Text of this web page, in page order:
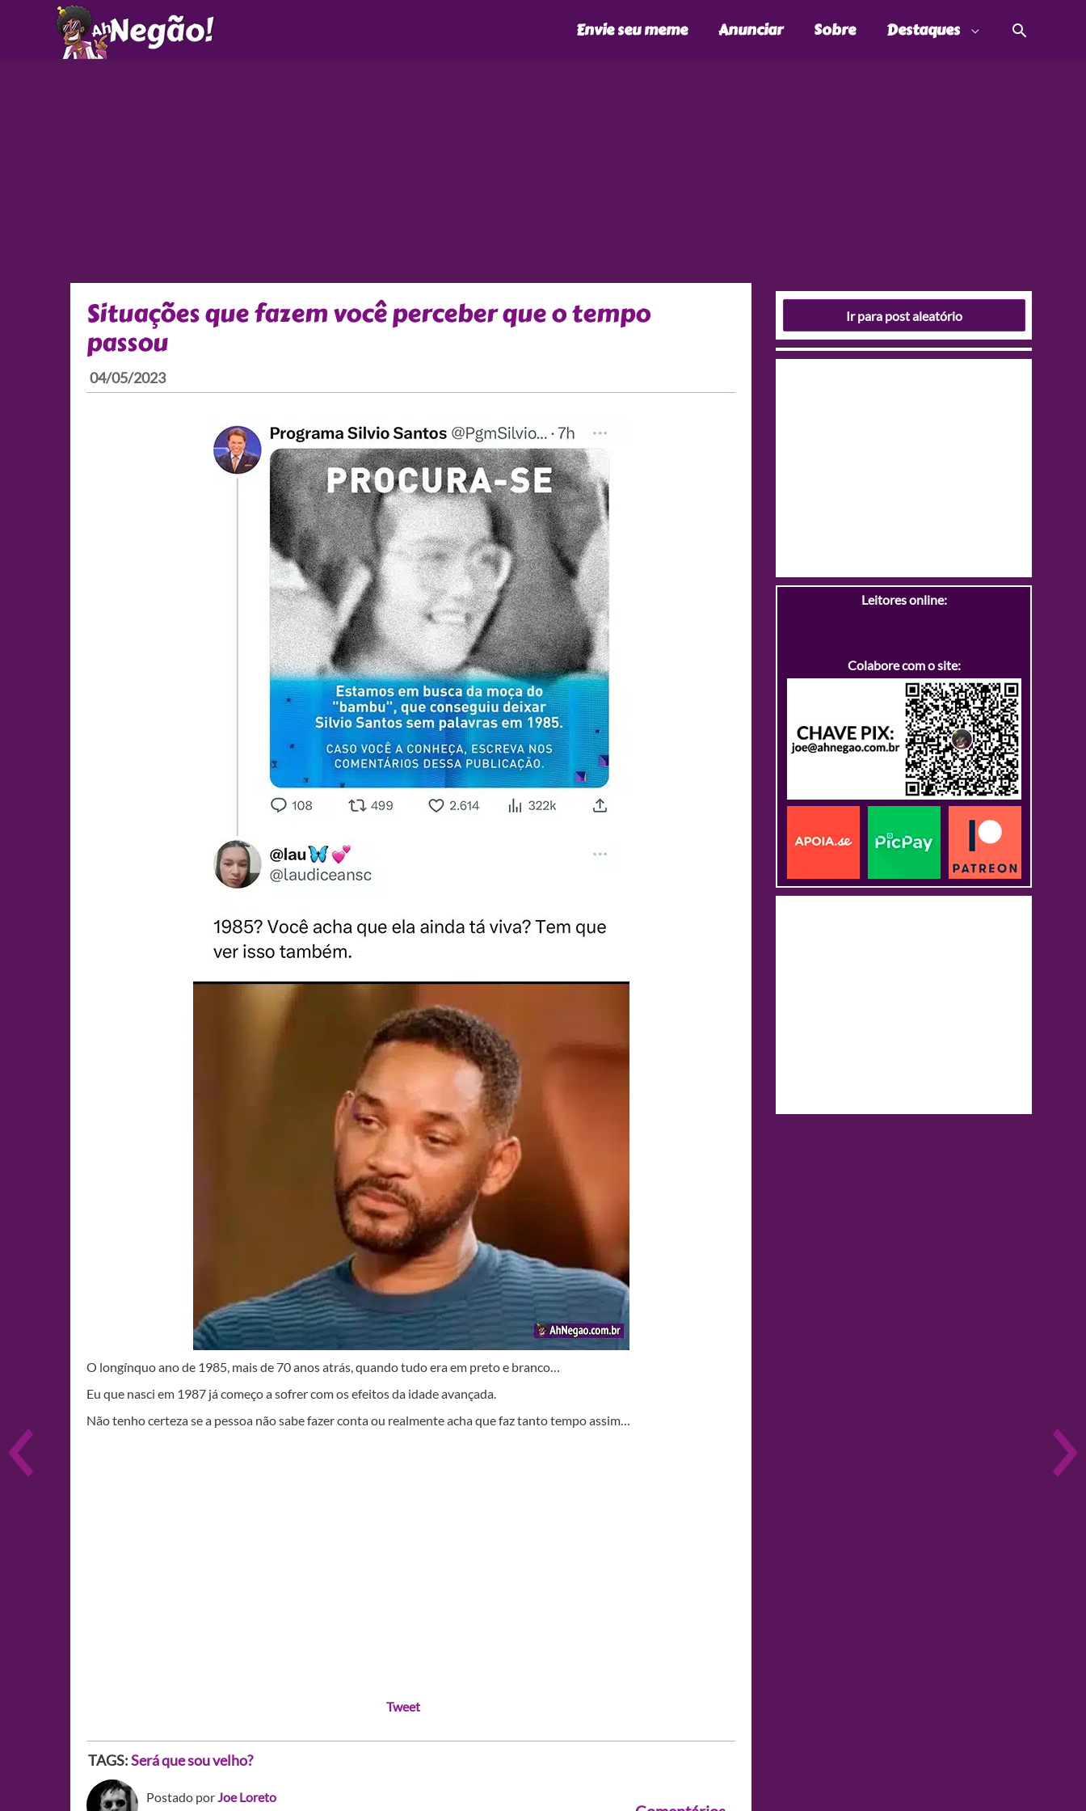
Envie seu meme Anunciar Sobre Destaques
Situações que fazem você perceber que o tempo
passou
04/05/2023
O longínquo ano de 1985, mais de 70 anos atrás, quando tudo era em preto e branco…
Eu que nasci em 1987 já começo a sofrer com os efeitos da idade avançada.
Não tenho certeza se a pessoa não sabe fazer conta ou realmente acha que faz tanto tempo assim…
Tweet
TAGS:Será que sou velho?
Postado porJoe Loreto
Ir para post aleatório
Leitores online:
Colabore com o site: